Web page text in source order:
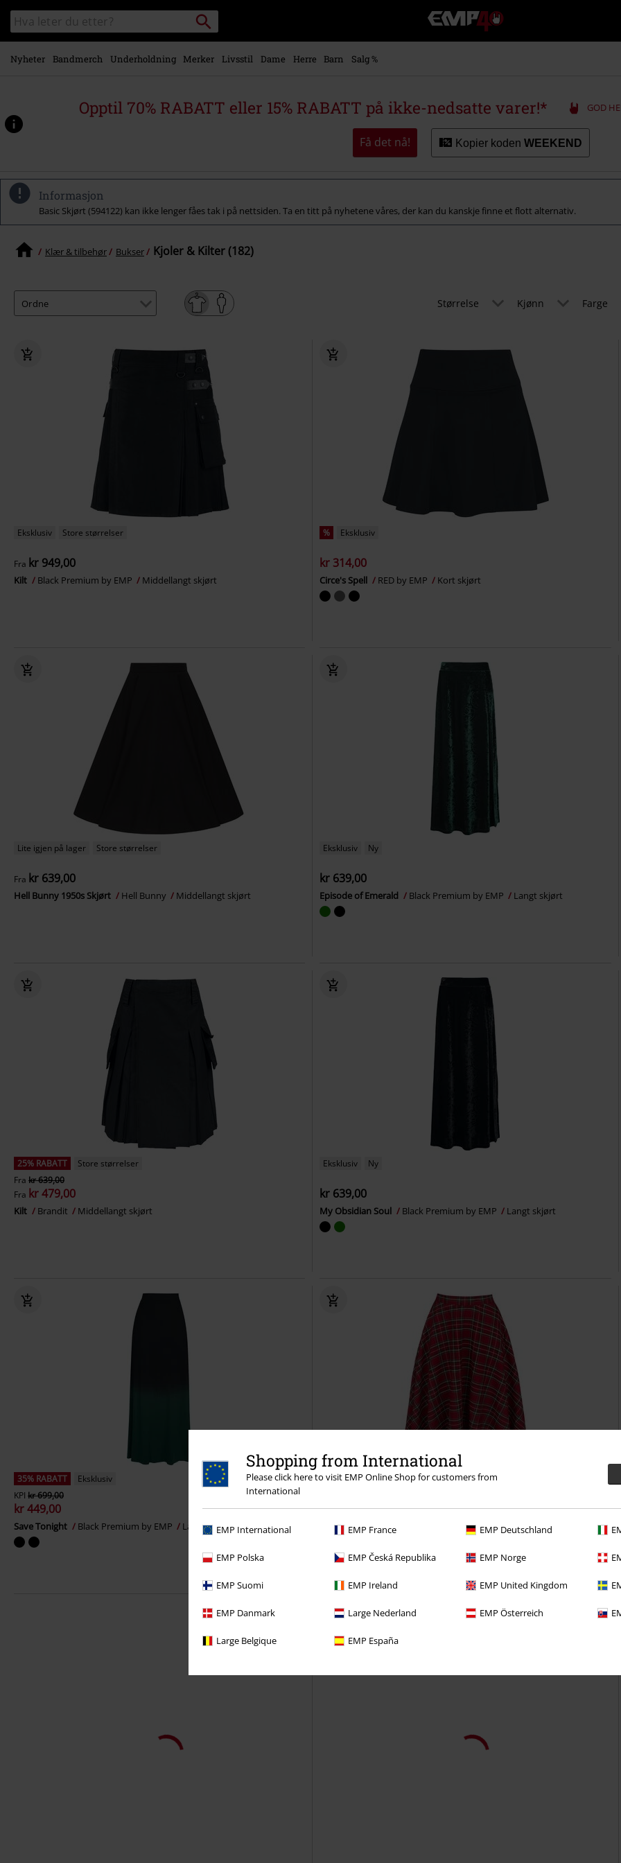
Shopping from International
Please click here to visit EMP Online Shop for customers from
International
EMP International EMP France EMP Deutschland
EMP Polska EMP Česká Republika EMP Norge
EMP Suomi EMP Ireland EMP United Kingdom
EMP Danmark Large Nederland EMP Österreich
Large Belgique EMP España
Skipp til
hovedinnhold
Søk
i
katalogen
Søk
EMP
-
Musikk,
merch
Alternativ
mote
Nyheter Bandmerch Underholdning Merker Livsstil Dame Herre Barn Salg %
Opptil 70% RABATT eller 15% RABATT på ikke-nedsatte varer!* GOD
Få det nå! Kopier koden WEEKEND
Informasjon
Basic Skjørt (594122) kan ikke lenger fåes tak i på nettsiden. Ta en titt på nyhetene våres, der kan du kanskje finne et flott alternativ.
Klær & tilbehør Bukser Kjoler & Kilter (182)
Størrelse Kjønn Farge
Eksklusiv Store størrelser
Fra kr 949,00
Kilt Black Premium by EMP Middellangt skjørt
% Eksklusiv
kr 314,00
Circe's Spell RED by EMP Kort skjørt
Lite igjen på lager Store størrelser
Fra kr 639,00
Hell Bunny 1950s Skjørt Hell Bunny Middellangt skjørt
Eksklusiv Ny
kr 639,00
Episode of Emerald Black Premium by EMP Langt skjørt
25% RABATT
Store størrelser
Fra kr 639,00
Fra kr 479,00
Kilt Brandit Middellangt skjørt
Eksklusiv Ny
kr 639,00
My Obsidian Soul Black Premium by EMP Langt skjørt
35% RABATT
Eksklusiv
KPI kr 699,00
kr 449,00
Save Tonight Black Premium by EMP Langt skjørt
Store størrelser
Frakr 949,00
Irvine Skirt Hell Bunny Middellangt skjørt